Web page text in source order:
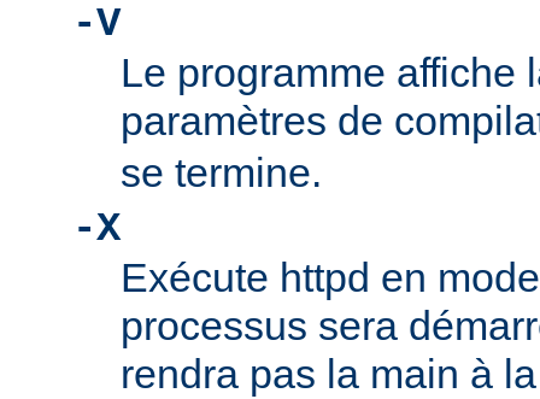
-V
Le programme affiche
paramètres de
se termine.
-X
Exécute httpd en
processus sera
rendra pas la main à